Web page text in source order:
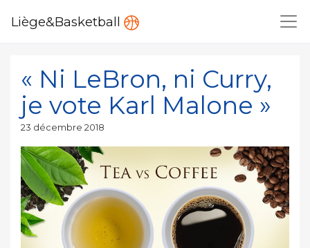
Liège&Basketball
« Ni LeBron, ni Curry,
je vote Karl Malone »
Publié
23 décembre 2018